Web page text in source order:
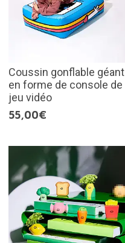
Coussin gonflable géant
en forme de console de
jeu vidéo
55,00€